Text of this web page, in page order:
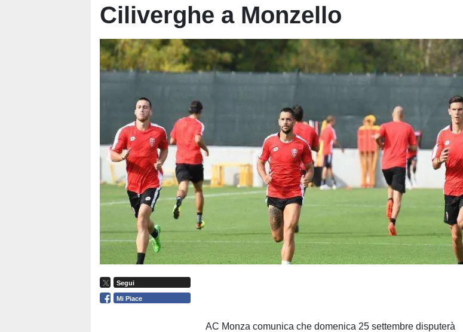
Ciliverghe a Monzello
Segui
Mi Piace
AC Monza comunica che domenica 25 settembre disputerà